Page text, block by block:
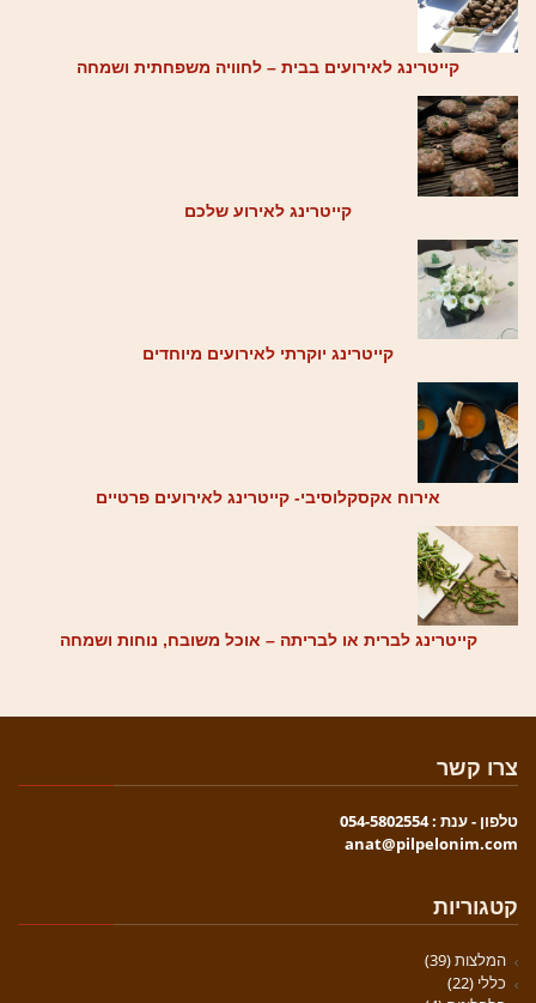
קייטרינג לאירועים בבית – לחוויה משפחתית ושמחה
קייטרינג לאירוע שלכם
קייטרינג יוקרתי לאירועים מיוחדים
אירוח אקסקלוסיבי- קייטרינג לאירועים פרטיים
קייטרינג לברית או לבריתה – אוכל משובח, נוחות ושמחה
צרו קשר
טלפון - ענת : 054-5802554
anat@pilpelonim.com
קטגוריות
המלצות(39)
כללי (22)